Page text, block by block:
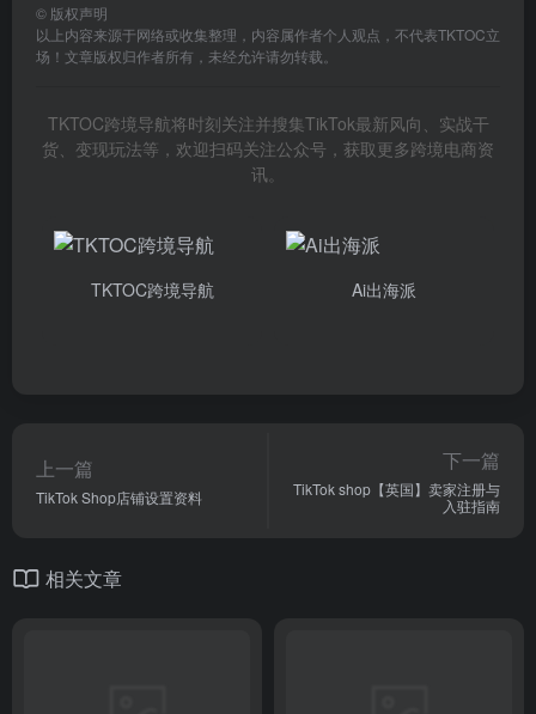
© 版权声明
以上内容来源于网络或收集整理，内容属作者个人观点，不代表TKTOC立
场！文章版权归作者所有，未经允许请勿转载。
TKTOC跨境导航将时刻关注并搜集TikTok最新风向、实战干
货、变现玩法等，欢迎扫码关注公众号，获取更多跨境电商资
讯。
TKTOC跨境导航 Ai出海派
上一篇
TikTok Shop店铺设置资料
下一篇
TikTok shop【英国】卖家注册与
入驻指南
相关文章